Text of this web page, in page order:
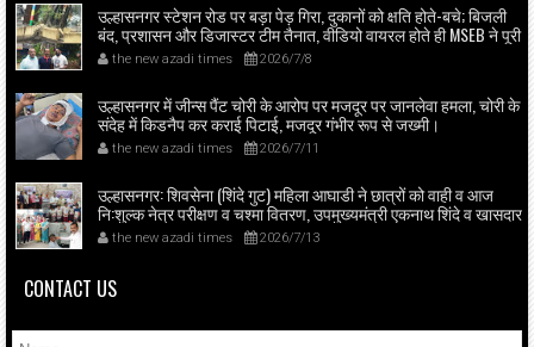
उल्हासनगर स्टेशन रोड पर बड़ा पेड़ गिरा, दुकानों को क्षति होते-बचे; बिजली
बंद, प्रशासन और डिजास्टर टीम तैनात, वीडियो वायरल होते ही MSEB ने पूरी
एरिया की बिजली बंद की; समाजसेवक शिवाजी रगड़े की त्वरित मदद से
निकाला गया संकट।
the new azadi times 2026/7/8
उल्हासनगर में जीन्स पैंट चोरी के आरोप पर मजदूर पर जानलेवा हमला, चोरी के
संदेह में किडनैप कर कराई पिटाई, मजदूर गंभीर रूप से जख्मी।
the new azadi times 2026/7/11
उल्हासनगर: शिवसेना (शिंदे गुट) महिला आघाडी ने छात्रों को वाही व आज
नि:शुल्क नेत्र परीक्षण व चश्मा वितरण, उपमुख्यमंत्री एकनाथ शिंदे व खासदार
श्रीकांत शिंदे के मार्गदर्शन में महिला आघाड़ी शिवसेना (शिंदे गुट) का सामाजिक
कार्य, सरकारी व नागरिक प्रतिनिधियों की बड़ी उपस्थिति।
the new azadi times 2026/7/13
CONTACT US